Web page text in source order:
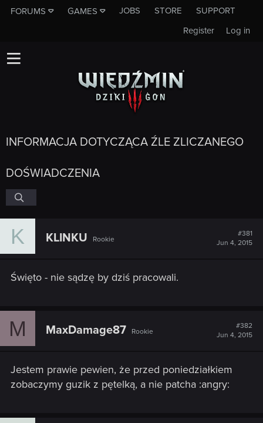
FORUMS GAMES JOBS STORE
SUPPORT
Log in
Register
INFORMACJA DOTYCZĄCA ŹLE ZLICZANEGO
DOŚWIADCZENIA
K KLINKU Rookie
#381
Jun 4, 2015
Święto - nie sądzę by dziś pracowali.
M MaxDamage87 Rookie
#382
Jun 4, 2015
Jestem prawie pewien, że przed poniedziałkiem
zobaczymy guzik z pętelką, a nie patcha :angry: